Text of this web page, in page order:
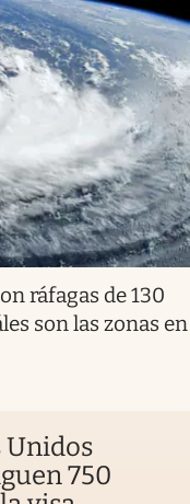
ráfagas de 130
son las zonas en
Unidos
750